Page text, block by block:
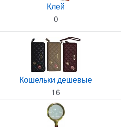
Клей
0
Кошельки дешевые
16